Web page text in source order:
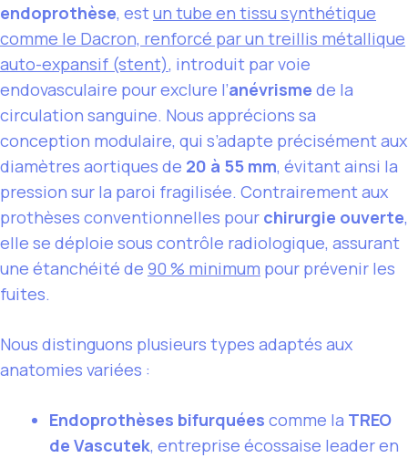
endoprothèse, estun tube en tissu synthétique
comme le Dacron, renforcé par un treillis métallique
auto-expansif (stent), introduit par voie
endovasculaire pour exclure l’anévrisme de la
circulation sanguine. Nous apprécions sa
conception modulaire, qui s’adapte précisément aux
diamètres aortiques de 20 à 55 mm, évitant ainsi la
pression sur la paroi fragilisée. Contrairement aux
prothèses conventionnelles pour chirurgie ouverte,
elle se déploie sous contrôle radiologique, assurant
une étanchéité de 90 % minimum pour prévenir les
fuites.
Nous distinguons plusieurs types adaptés aux
anatomies variées :
Endoprothèses bifurquées comme la TREO
de Vascutek, entreprise écossaise leader en